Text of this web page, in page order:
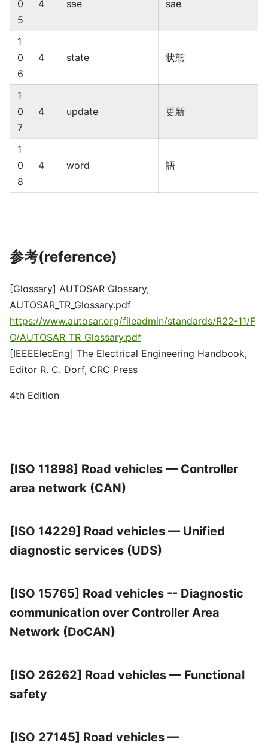
0
5
4 sae sae
1
0
6
4 state 状態
1
0
7
4 update 更新
1
0
8
4 word 語
参考(reference)
[Glossary] AUTOSAR Glossary,
AUTOSAR_TR_Glossary.pdf
https://www.autosar.org/fileadmin/standards/R22-11/F
O/AUTOSAR_TR_Glossary.pdf
[IEEEElecEng] The Electrical Engineering Handbook,
Editor R. C. Dorf, CRC Press
4th Edition
[ISO 11898] Road vehicles — Controller
area network (CAN)
[ISO 14229] Road vehicles — Unified
diagnostic services (UDS)
[ISO 15765] Road vehicles -- Diagnostic
communication over Controller Area
Network (DoCAN)
[ISO 26262] Road vehicles — Functional
safety
[ISO 27145] Road vehicles —